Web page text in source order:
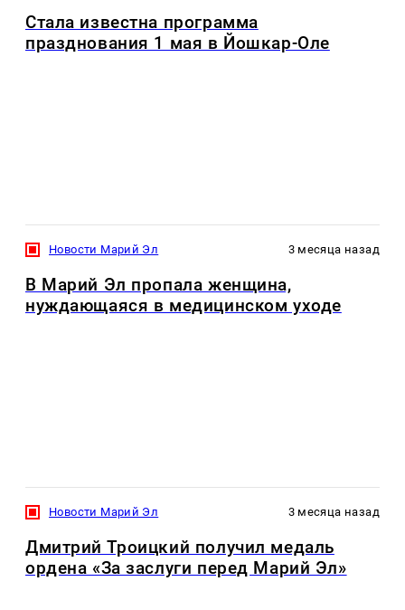
Стала известна программа
празднования 1 мая в Йошкар-Оле
Новости Марий Эл 3 месяца назад
В Марий Эл пропала женщина,
нуждающаяся в медицинском уходе
Новости Марий Эл 3 месяца назад
Дмитрий Троицкий получил медаль
ордена «За заслуги перед Марий Эл»